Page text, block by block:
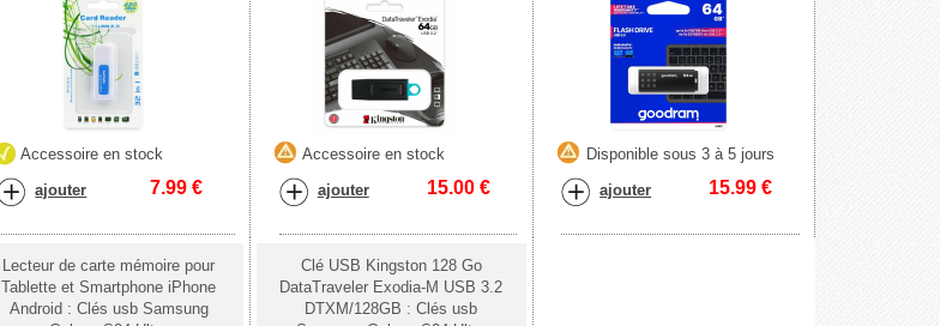
Accessoire en stock
ajouter 7.99 €
Accessoire en stock
ajouter 15.00€
Disponible sous 3 à 5 jours
ajouter 15.99 €
Lecteur de carte mémoire pour
Tablette et Smartphone iPhone
Android : Clés usb Samsung
Clé USB Kingston 128 Go
DataTraveler Exodia-M USB 3.2
DTXM/128GB : Clés usb